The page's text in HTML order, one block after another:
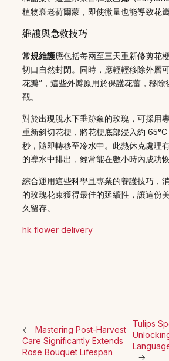
植物衰老荷爾蒙，即使微量也能導致花瓣
維護與急救技巧
常規維護應包括每兩至三天重新修剪花
切口自然封閉。同時，應輕輕移除外層
花瓣”，這些外瓣原用於保護花蕾，移除
觀。
對於出現脫水下垂跡象的玫瑰，可採用
重新斜切花梗，將花梗底部浸入約
秒，隨即轉移至冷水中。此熱休克處理
的導水中排出，經常能在數小時內成功
綜合運用這些科學且專業的養護技巧，
的玫瑰花束獲得最佳的延續性，讓這份
久留存。
hk flower delivery
← Mastering Post-Harvest
Care Significantly Extends
Rose Bouquet Lifespan
Tulips
→